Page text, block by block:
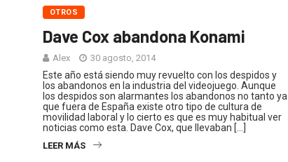
OTROS
Dave Cox abandona Konami
Alex 30 agosto, 2014
Este año está siendo muy revuelto con los despidos y
los abandonos en la industria del videojuego. Aunque
los despidos son alarmantes los abandonos no tanto ya
que fuera de España existe otro tipo de cultura de
movilidad laboral y lo cierto es que es muy habitual ver
noticias como esta. Dave Cox, que llevaban […]
LEER MÁS